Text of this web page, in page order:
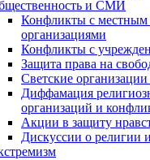
и СМИ
Конфликты с местным
организациями
Конфликты с
Защита права на
Светские
Диффамация
организаций и
Акции в защиту
Дискуссии о религии